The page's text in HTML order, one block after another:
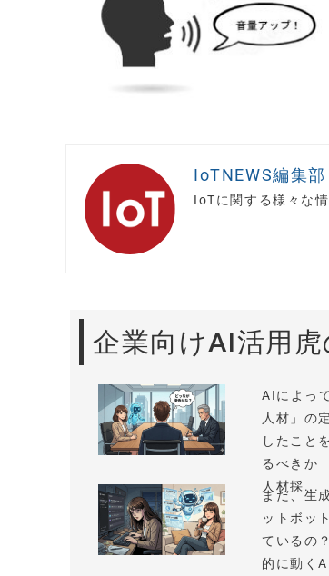
IoTNEWS編集部
IoTに関する様々な
企業向けAI活用虎
AIによっ
人材」の
したこと
るべき
人材採...
まだ、生
ットボッ
ているの
的に動く